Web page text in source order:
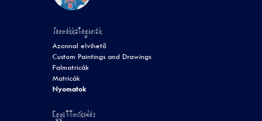
Termékkategóriák
Azonnal elvihető
Custom Paintings and Drawings
Falmatricák
Matricák
Nyomatok
Együttműködés